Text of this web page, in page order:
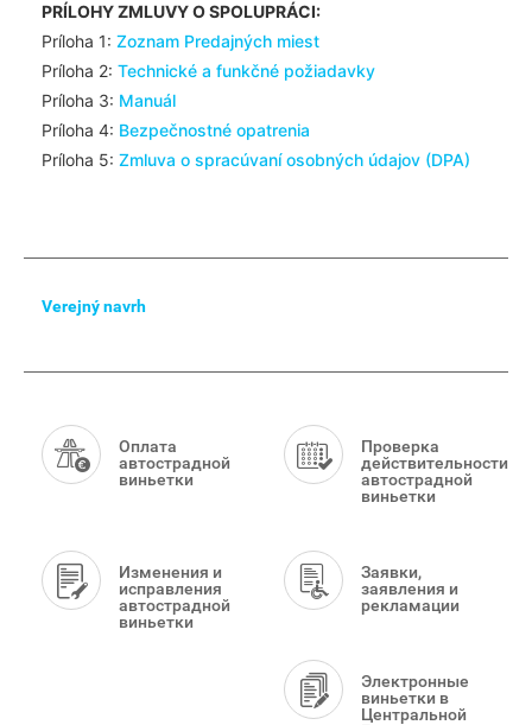
PRÍLOHY ZMLUVY O SPOLUPRÁCI:
Príloha 1: Zoznam Predajných miest
Príloha 2: Technické a funkčné požiadavky
Príloha 3: Manuál
Príloha 4: Bezpečnostné opatrenia
Príloha 5: Zmluva o spracúvaní osobných údajov (DPA)
Main
Verejný navrh
Menu
Оплата
автострадной
виньетки
Проверка
действительности
автострадной
виньетки
Изменения и
исправления
автострадной
виньетки
Заявки,
заявления и
рекламации
Электронные
виньетки в
Центральной